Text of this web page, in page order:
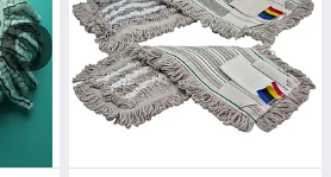
удобные способы
и доставки.